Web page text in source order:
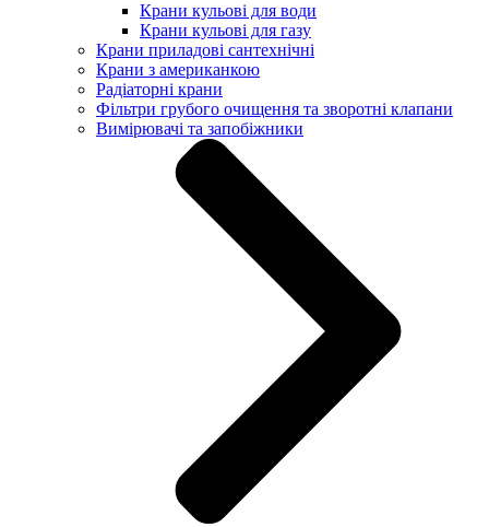
Крани кульові для води
Крани кульові для газу
Крани приладові сантехнічні
Крани з американкою
Радіаторні крани
Фільтри грубого очищення та зворотні клапани
Вимірювачі та запобіжники